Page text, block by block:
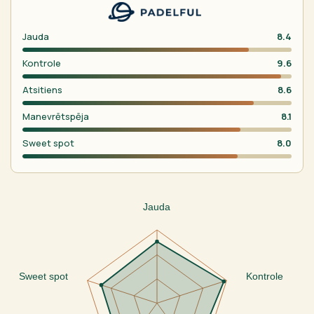
Jauda 8.4
Kontrole 9.6
Atsitiens 8.6
Manevrētspēja 8.1
Sweet spot 8.0
Jauda
Kontrole
Sweet spot